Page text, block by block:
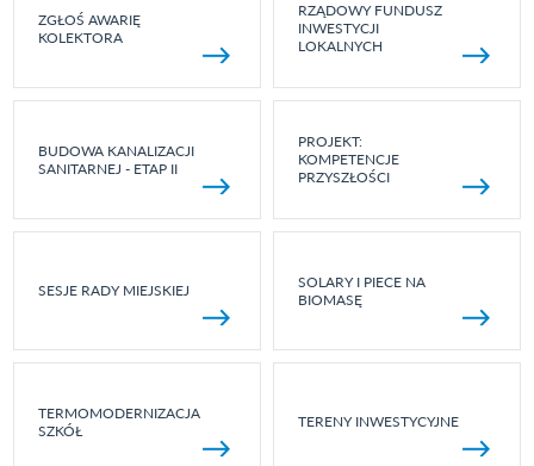
ZGŁOŚ AWARIĘ
KOLEKTORA
RZĄDOWY FUNDUSZ
INWESTYCJI
LOKALNYCH
BUDOWA KANALIZACJI
SANITARNEJ - ETAP II
PROJEKT:
KOMPETENCJE
PRZYSZŁOŚCI
SESJE RADY MIEJSKIEJ
SOLARY I PIECE NA
BIOMASĘ
TERMOMODERNIZACJA
SZKÓŁ
TERENY INWESTYCYJNE